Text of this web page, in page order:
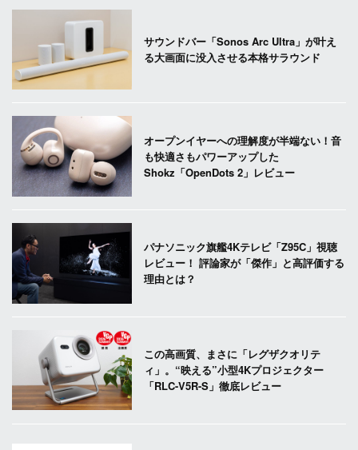
サウンドバー「Sonos Arc Ultra」が叶え
る大画面に没入させる本格サラウンド
オープンイヤーへの理解度が半端ない！音
も快適さもパワーアップした
Shokz「OpenDots 2」レビュー
パナソニック旗艦4Kテレビ「Z95C」視聴
レビュー！ 評論家が「傑作」と高評価する
理由とは？
この高画質、まさに「レグザクオリテ
ィ」。“映える”小型4Kプロジェクター
「RLC-V5R-S」徹底レビュー